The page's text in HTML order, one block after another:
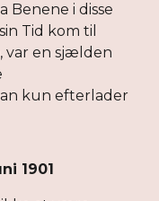
Benene i disse
Tid kom til
var en sjælden
kun efterlader
1901